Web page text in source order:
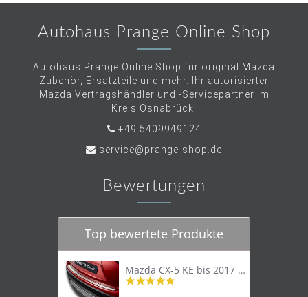
Autohaus Prange Online Shop
Autohaus Prange Online Shop für original Mazda
Zubehör, Ersatzteile und mehr. Ihr autorisierter
Mazda Vertragshändler und -Servicepartner im
Kreis Osnabrück.
+49 5409949124
service@prange-shop.de
Bewertungen
Top bewertete Produkte
Mazda CX-5 KE bis 2017 Trittschutzleiste Edelstahl original
4.8